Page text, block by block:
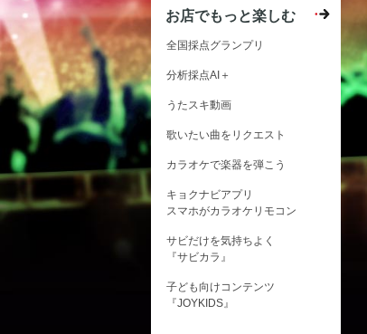
お店でもっと楽しむ
全国採点グランプリ
分析採点AI＋
うたスキ動画
歌いたい曲をリクエスト
カラオケで楽器を弾こう
キョクナビアプリ
スマホがカラオケリモコン
サビだけを気持ちよく
『サビカラ』
子ども向けコンテンツ
『JOYKIDS』